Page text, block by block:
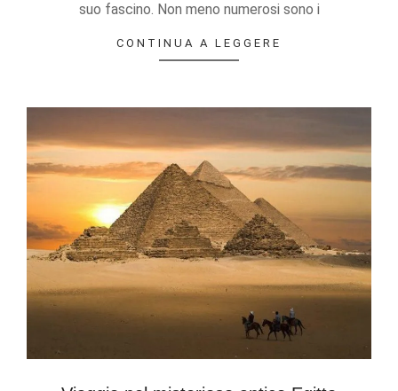
suo fascino. Non meno numerosi sono i
CONTINUA A LEGGERE